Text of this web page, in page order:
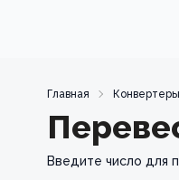
Главная Конвертеры
Введите число для